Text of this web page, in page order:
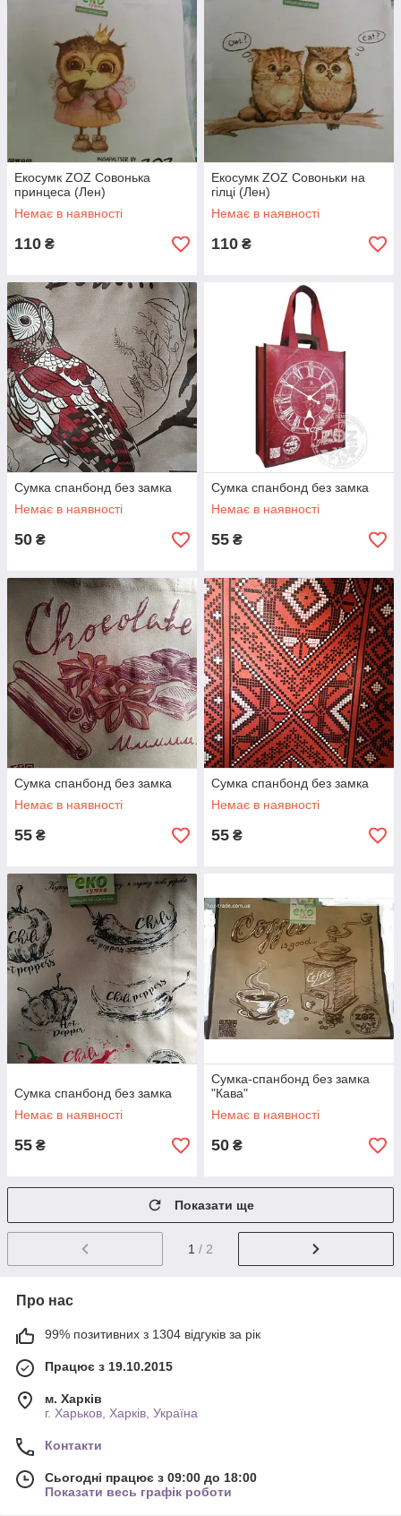
Екосумк ZOZ Совонька
принцеса (Лен)
Немає в наявності
110 ₴
Екосумк ZOZ Совоньки на
гілці (Лен)
Немає в наявності
110 ₴
Сумка спанбонд без замка
Немає в наявності
50 ₴
Сумка спанбонд без замка
Немає в наявності
55 ₴
Сумка спанбонд без замка
Немає в наявності
55 ₴
Сумка спанбонд без замка
Немає в наявності
55 ₴
Сумка спанбонд без замка
Немає в наявності
55 ₴
Сумка-спанбонд без замка
"Кава"
Немає в наявності
50 ₴
Показати ще
1 / 2
Про нас
99% позитивних з 1304 відгуків за рік
Працює з 19.10.2015
м. Харків
г. Харьков, Харків, Україна
Контакти
Сьогодні працює з 09:00 до 18:00
Показати весь графік роботи